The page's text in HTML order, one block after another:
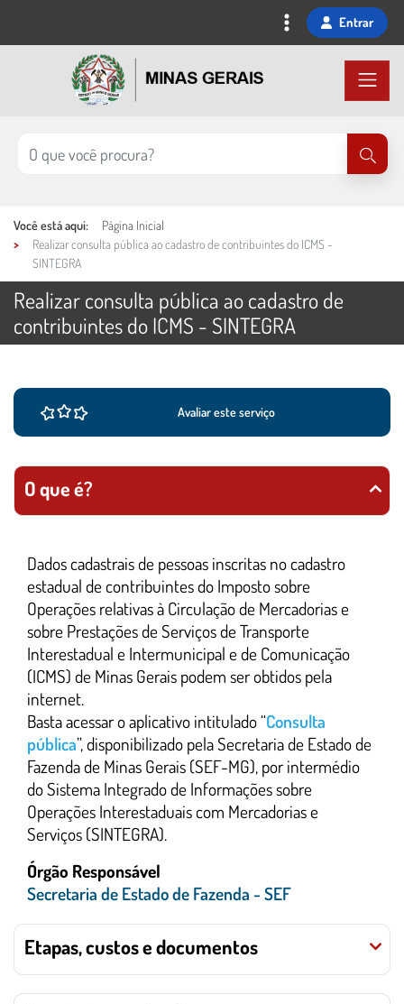
Entrar
Você está aqui:
Página Inicial
Realizar consulta pública ao cadastro de contribuintes do ICMS -
SINTEGRA
Realizar consulta pública ao cadastro de
contribuintes do ICMS - SINTEGRA
Conteúdo Principal
Ações e informações do serviço
Avaliar este serviço
O que é?
Dados cadastrais de pessoas inscritas no cadastro
estadual de contribuintes do Imposto sobre
Operações relativas à Circulação de Mercadorias e
sobre Prestações de Serviços de Transporte
Interestadual e Intermunicipal e de Comunicação
(ICMS) de Minas Gerais podem ser obtidos pela
internet.
Basta acessar o aplicativo intitulado “Consulta
pública”, disponibilizado pela Secretaria de Estado de
Fazenda de Minas Gerais (SEF-MG), por intermédio
do Sistema Integrado de Informações sobre
Operações Interestaduais com Mercadorias e
Serviços (SINTEGRA).
Órgão Responsável
Secretaria de Estado de Fazenda - SEF
Etapas, custos e documentos